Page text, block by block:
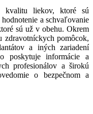
kvalitu liekov, ktoré sú
a schvaľovanie
sú už v obehu. Okrem
zdravotníckych pomôcok,
a iných zariadení
poskytuje informácie a
profesionálov a širokú
o bezpečnom a